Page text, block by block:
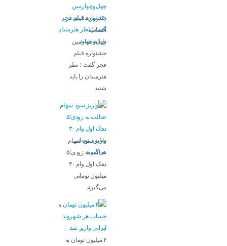
دکتر پزشکیان در
اختتامیه
چهل‌وچهارمین
جشنواره فیلم
فجر گفت ؛ نظر
هنرمندان را باید
شنید
واریز سود سهام
عدالت به زودی/۵
دهک اول وام ۳۰
میلیون تومانی
می‌گیرند
۴ میلیون تومان به